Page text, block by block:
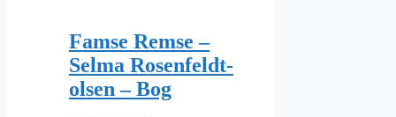
Famse Remse –
Selma Rosenfeldt-
olsen – Bog